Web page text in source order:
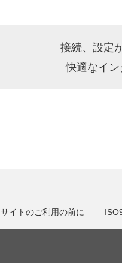
接続、設定
快適なイン
サイトのご利用の前に